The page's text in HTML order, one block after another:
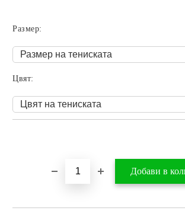
Размер:
Цвят: